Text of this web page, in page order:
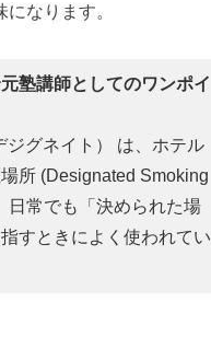
なります。
元塾講師としてのワンポイ
ジグネイト） は、ホテル
所 (Designated Smoking
日常でも「決められた場
すときによく使われてい